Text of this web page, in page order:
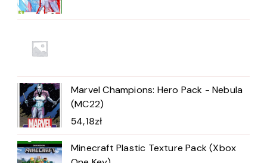
Marvel Champions: Hero Pack - Nebula
(MC22)
54,18zł
Minecraft Plastic Texture Pack (Xbox